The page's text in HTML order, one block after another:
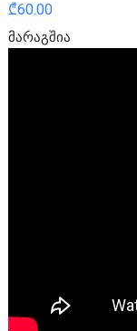
₾60.00
მარაგშია